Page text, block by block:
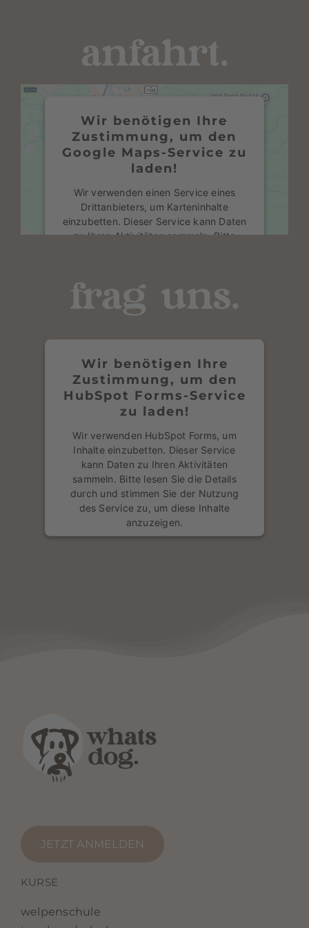
frag uns.
Wir benötigen Ihre
Zustimmung, um den
HubSpot Forms-Service
zu laden!
Wir verwenden HubSpot Forms, um
Inhalte einzubetten. Dieser Service
kann Daten zu Ihren Aktivitäten
sammeln. Bitte lesen Sie die Details
durch und stimmen Sie der Nutzung
des Service zu, um diese Inhalte
anzuzeigen.
anfahrt.
Wir benötigen Ihre
Zustimmung, um den
Google Maps-Service zu
laden!
Wir verwenden einen Service eines
Drittanbieters, um Karteninhalte
einzubetten. Dieser Service kann Daten
zu Ihren Aktivitäten sammeln. Bitte
Mehr Informationen
powered byUsercentrics Consent
Management Platform& eRecht24
" width=„100“% height=„100“% frameborder="0"
JETZT ANMELDEN
KURSE
welpenschule